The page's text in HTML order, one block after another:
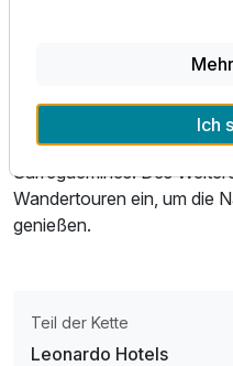
um die berühmte
nahe gelegenen
Sarreguemines. Des
Wandertouren ein, um die
genießen.
Teil der Kette
Leonardo Hotels
Ich